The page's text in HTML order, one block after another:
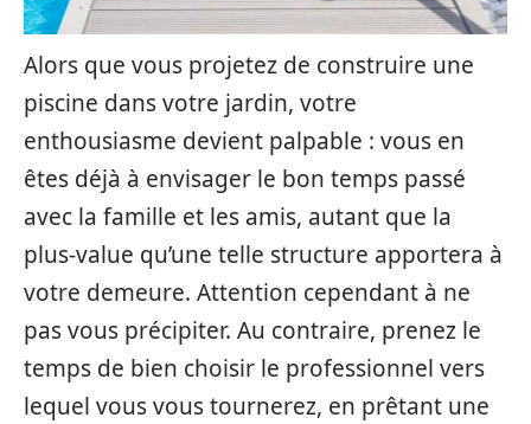
Alors que vous projetez de construire une
piscine dans votre jardin, votre
enthousiasme devient palpable : vous en
êtes déjà à envisager le bon temps passé
avec la famille et les amis, autant que la
plus-value qu’une telle structure apportera à
votre demeure. Attention cependant à ne
pas vous précipiter. Au contraire, prenez le
temps de bien choisir le professionnel vers
lequel vous vous tournerez, en prêtant une